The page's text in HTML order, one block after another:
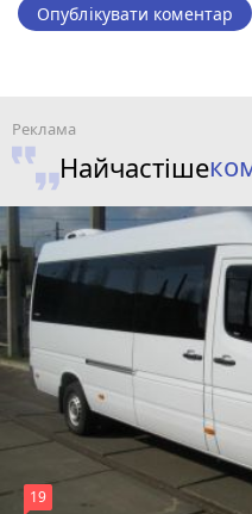
Опублікувати коментар
Найчастіше
19